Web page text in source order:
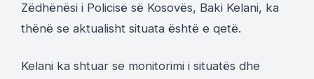
Zëdhënësi i Policisë së Kosovës, Baki Kelani, ka
thënë se aktualisht situata është e qetë.
Kelani ka shtuar se monitorimi i situatës dhe